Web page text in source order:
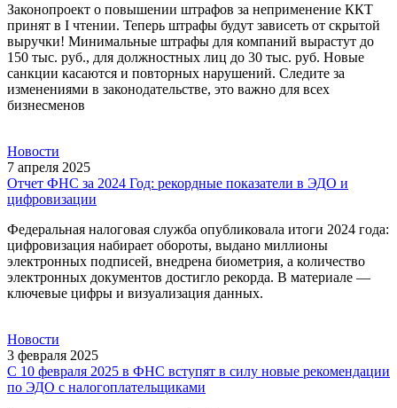
Законопроект о повышении штрафов за неприменение ККТ
принят в I чтении. Теперь штрафы будут зависеть от скрытой
выручки! Минимальные штрафы для компаний вырастут до
150 тыс. руб., для должностных лиц до 30 тыс. руб. Новые
санкции касаются и повторных нарушений. Следите за
изменениями в законодательстве, это важно для всех
бизнесменов
Новости
7 апреля 2025
Отчет ФНС за 2024 Год: рекордные показатели в ЭДО и
цифровизации
Федеральная налоговая служба опубликовала итоги 2024 года:
цифровизация набирает обороты, выдано миллионы
электронных подписей, внедрена биометрия, а количество
электронных документов достигло рекорда. В материале —
ключевые цифры и визуализация данных.
Новости
3 февраля 2025
С 10 февраля 2025 в ФНС вступят в силу новые рекомендации
по ЭДО с налогоплательщиками